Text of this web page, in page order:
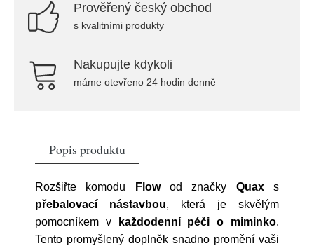
Prověřený český obchod
s kvalitními produkty
Nakupujte kdykoli
máme otevřeno 24 hodin denně
Popis produktu
Rozšiřte komodu Flowod značky Quaxs
přebalovací nástavbou, která je skvělým
pomocníkem v
každodenní péči o miminko.
Tento promyšlený doplněk snadno promění vaši